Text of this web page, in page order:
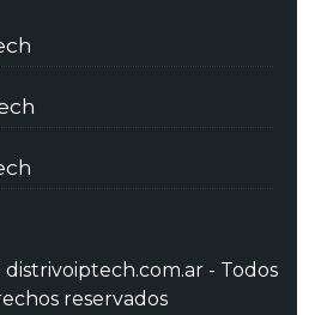
- Todos
reservados